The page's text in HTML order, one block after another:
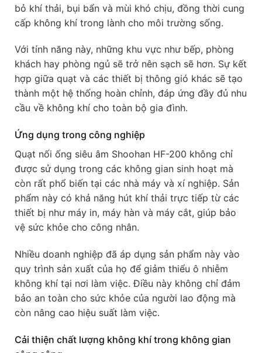
bỏ khí thải, bụi bẩn và mùi khó chịu, đồng thời cung
cấp không khí trong lành cho môi trường sống.
Với tính năng này, những khu vực như bếp, phòng
khách hay phòng ngủ sẽ trở nên sạch sẽ hơn. Sự kết
hợp giữa quạt và các thiết bị thông gió khác sẽ tạo
thành một hệ thống hoàn chỉnh, đáp ứng đầy đủ nhu
cầu về không khí cho toàn bộ gia đình.
Ứng dụng trong công nghiệp
Quạt nối ống siêu âm Shoohan HF-200 không chỉ
được sử dụng trong các không gian sinh hoạt mà
còn rất phổ biến tại các nhà máy và xí nghiệp. Sản
phẩm này có khả năng hút khí thải trực tiếp từ các
thiết bị như máy in, máy hàn và máy cắt, giúp bảo
vệ sức khỏe cho công nhân.
Nhiều doanh nghiệp đã áp dụng sản phẩm này vào
quy trình sản xuất của họ để giảm thiểu ô nhiễm
không khí tại nơi làm việc. Điều này không chỉ đảm
bảo an toàn cho sức khỏe của người lao động mà
còn nâng cao hiệu suất làm việc.
Cải thiện chất lượng không khí trong không gian